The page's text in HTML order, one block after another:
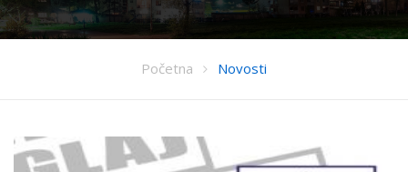
Početna Novosti